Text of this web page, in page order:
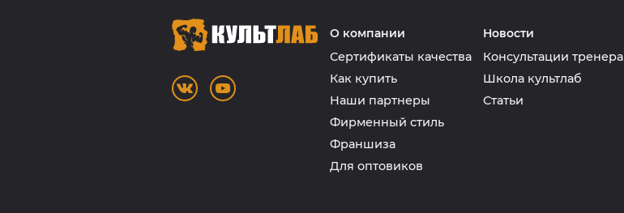
О компании
Сертификаты качества
Как купить
Наши партнеры
Фирменный стиль
Франшиза
Для оптовиков
Новости
Консультации тренера
Школа культлаб
Статьи